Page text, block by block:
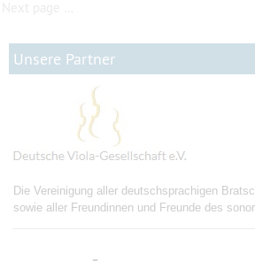
Unsere Partner
Die Vereinigung aller deutschsprachigen
sowie aller Freundinnen und Freunde des